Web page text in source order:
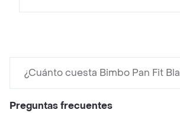
¿Cuánto cuesta Bimbo Pan Fit
Preguntas frecuentes